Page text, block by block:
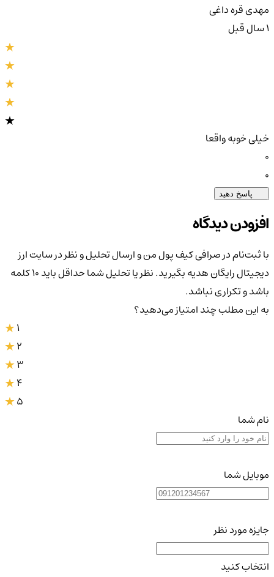
مهدی قره داغی
خیلی خوبه واقعا
پاسخ دهید
افزودن دیدگاه
با ثبت‌نام در صرافی کیف پول من و ارسال تحلیل و نظر در سایت ارز
دیجیتال رایگان هدیه بگیرید. نظر یا تحلیل شما حداقل باید ۱۰ کلمه
باشد و تکراری نباشد.
به این مطلب چند امتیاز می‌دهید؟
3
4
5
نام شما
موبایل شما
جایزه مورد نظر
انتخاب کنید